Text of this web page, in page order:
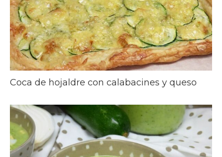
Coca de hojaldre con calabacines y queso